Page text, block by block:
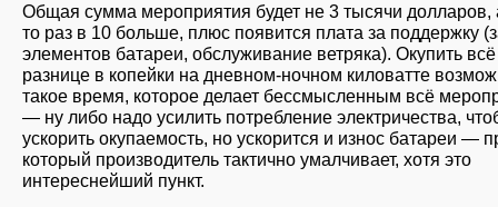
Общая сумма мероприятия будет не 3 тысячи долларов,
то раз в 10 больше, плюс появится плата за поддержку
элементов батареи, обслуживание ветряка). Окупить
разнице в копейки на дневном-ночном киловатте
такое время, которое делает бессмысленным всё
— ну либо надо усилить потребление электричества,
ускорить окупаемость, но ускорится и износ батареи —
который производитель тактично умалчивает, хотя это
интереснейший пункт.